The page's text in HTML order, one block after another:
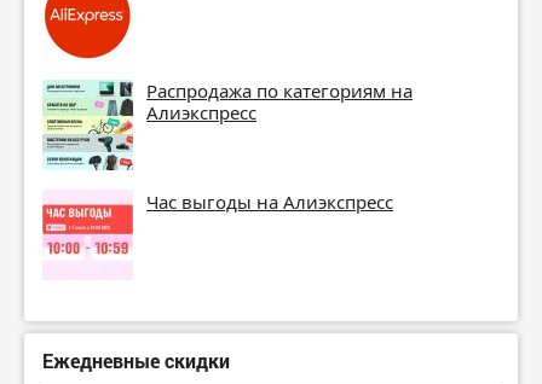
Распродажа по категориям на
Алиэкспресс
Час выгоды на Алиэкспресс
Ежедневные скидки